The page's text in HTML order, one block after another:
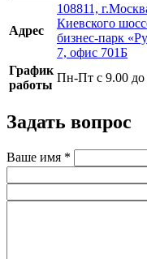
Адрес
108811,
Киевского
бизнес-парк
7, офис 701Б
График
работы
Пн-Пт с 9.00 до
Задать вопрос
Ваше имя *